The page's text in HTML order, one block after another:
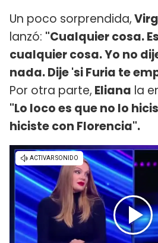
Un poco sorprendida,
lanzó: "Cualquier cosa.
cualquier cosa. Yo no
nada. Dije 'si Furia te
Por otra parte, Eliana la
"Lo loco es que no lo
hiciste con Florencia".